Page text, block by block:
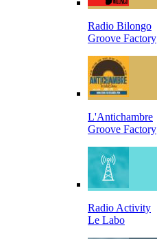
Radio Bilongo
Groove Factory
L'Antichambre
Groove Factory
Radio Activity
Le Labo